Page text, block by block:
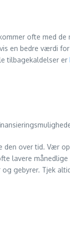
ofte med
en bedre værdi
tilbagekaldelser er
den over tid. Vær
lavere
gebyrer. Tjek